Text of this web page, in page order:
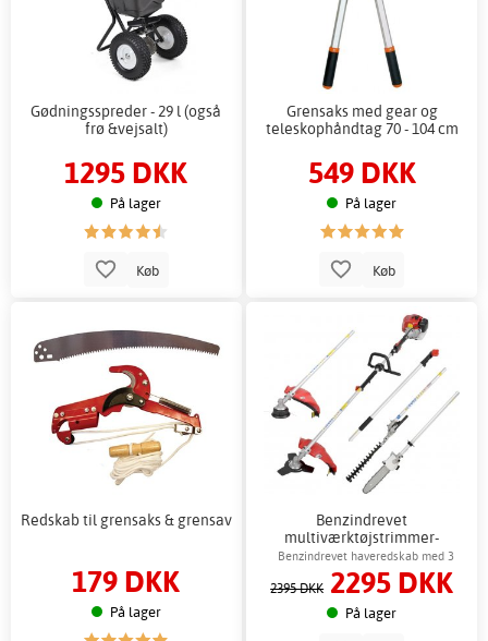
Gødningsspreder - 29 l (også
frø &vejsalt)
1295 DKK
På lager
Køb
Grensaks med gear og
teleskophåndtag 70 - 104 cm
549 DKK
På lager
Køb
Redskab til grensaks & grensav
179 DKK
På lager
Benzindrevet
multiværktøjstrimmer-
hækkeklipper-grenrundsav 2-
taktsmotor
Benzindrevet haveredskab med 3
funktioner
2395 DKK 2295 DKK
På lager